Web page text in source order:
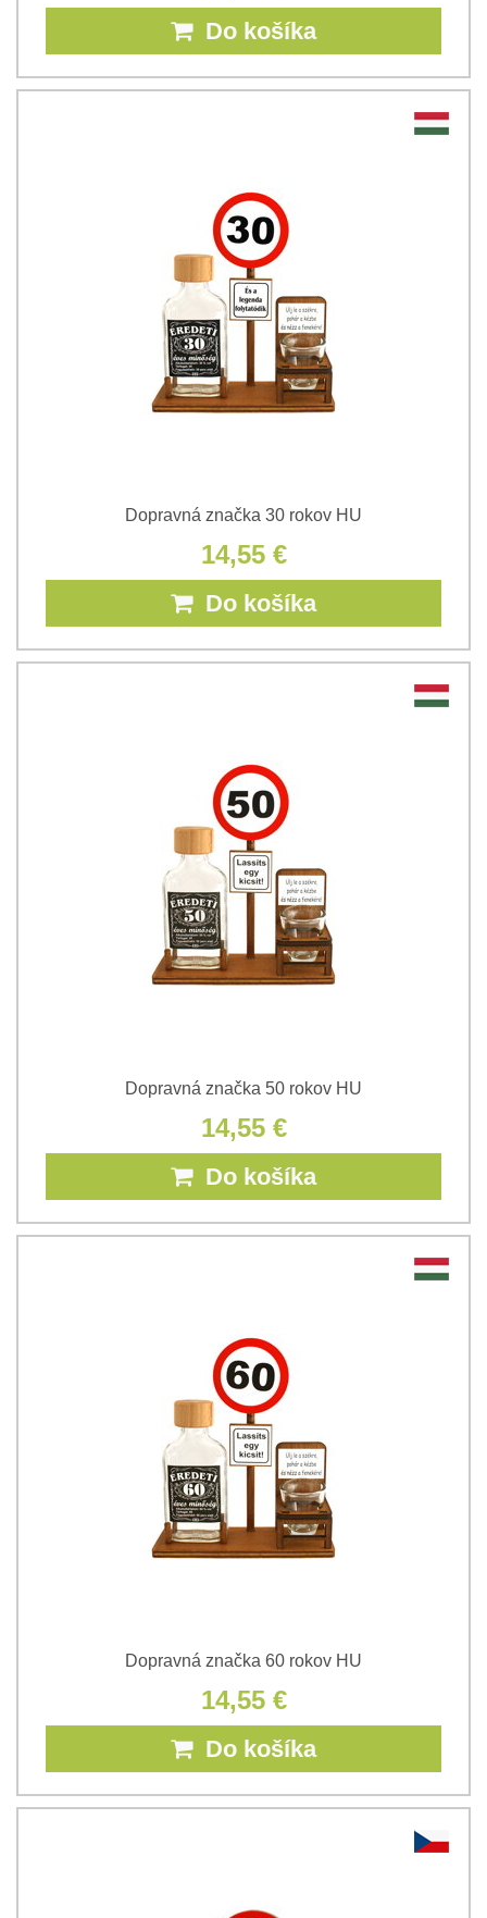
Do košíka
Dopravná značka 30 rokov HU
14,55 €
Do košíka
Dopravná značka 50 rokov HU
14,55 €
Do košíka
Dopravná značka 60 rokov HU
14,55 €
Do košíka